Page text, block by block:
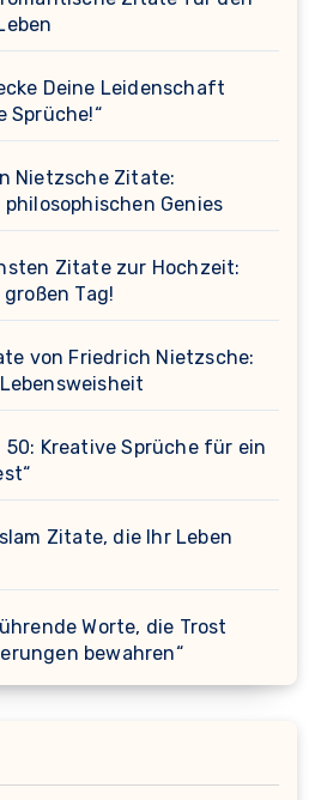
Deine Leidenschaft
Sprüche!“
Nietzsche Zitate:
Genies
Zitate zur Hochzeit:
Tag!
von Friedrich Nietzsche:
Kreative Sprüche für ein
Zitate, die Ihr Leben
Worte, die Trost
bewahren“